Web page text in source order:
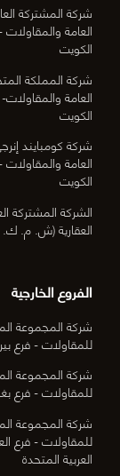
شركة المشتركة
العامة
الكويت
شركة المملكة
العامة
الكويت
شركة كومبايند
العامة
الكويت
الشركة المشتركة
العقارية (ش. م.
الفروع الخارجية
شركة المجموعة
للمقاولات - فرع
شركة المجموعة
للمقاولات - فرع
شركة المجموعة
للمقاولات - فرع
العربية المتحدة